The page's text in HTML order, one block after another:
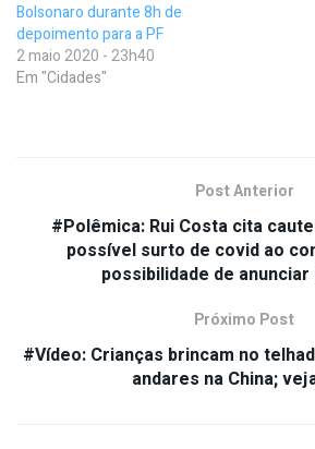
Bolsonaro durante 8h de
depoimento para a PF
2 maio 2020 - 23h40
Em "Cidades"
Post Anterior
#Polêmica: Rui Costa cita
possível surto de covid ao
possibilidade de anunciar
Próximo Post
#Vídeo: Crianças brincam no
andares na China;